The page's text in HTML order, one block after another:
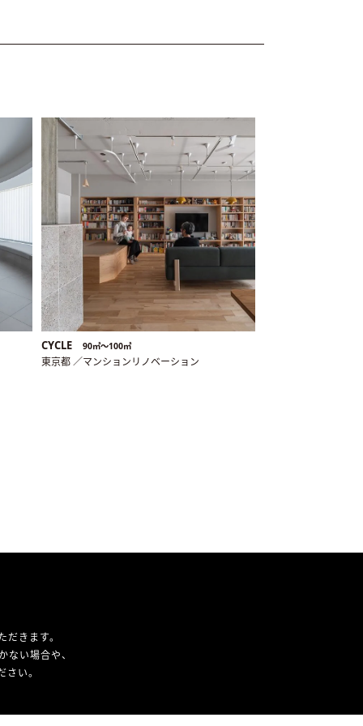
CYCLE 90㎡〜100㎡
東京都 ／マンションリノベーション
きます。
い場合や、
い。